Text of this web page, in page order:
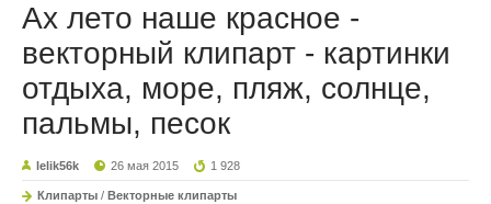
Ах лето наше красное -
векторный клипарт - картинки
отдыха, море, пляж, солнце,
пальмы, песок
lelik56k 26 мая 2015 1 928
Клипарты / Векторные клипарты